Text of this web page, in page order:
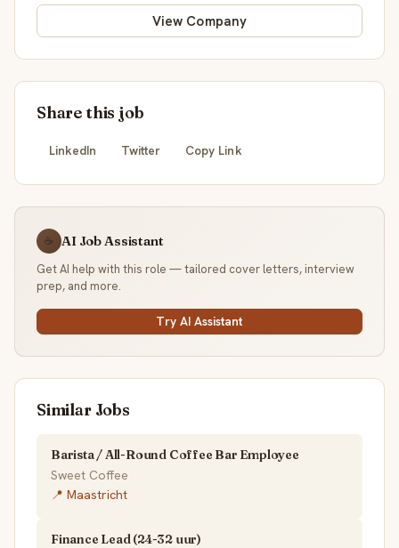
View Company
Share this job
LinkedIn Twitter Copy Link
☕ AI Job Assistant
Get AI help with this role — tailored cover letters, interview
prep, and more.
Try AI Assistant
Similar Jobs
Barista / All-Round Coffee Bar Employee
Sweet Coffee
📍 Maastricht
Finance Lead (24-32 uur)